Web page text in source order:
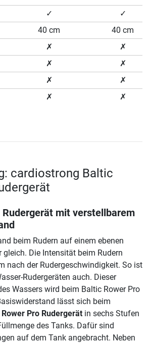
✓
✓
40 cm
40 cm
✗
✗
✗
✗
✗
✗
✗ ✗
cardiostrong Baltic
mit verstellbarem
beim Rudern auf einem ebenen
gleich. Die Intensität beim Rudern
nach der Rudergeschwindigkeit. So ist
Rudergeräten auch. Dieser
Wassers wird beim Baltic Rower Pro
lässt sich beim
Pro Rudergerät in sechs Stufen
des Tanks. Dafür sind
auf dem Tank angebracht. Neben